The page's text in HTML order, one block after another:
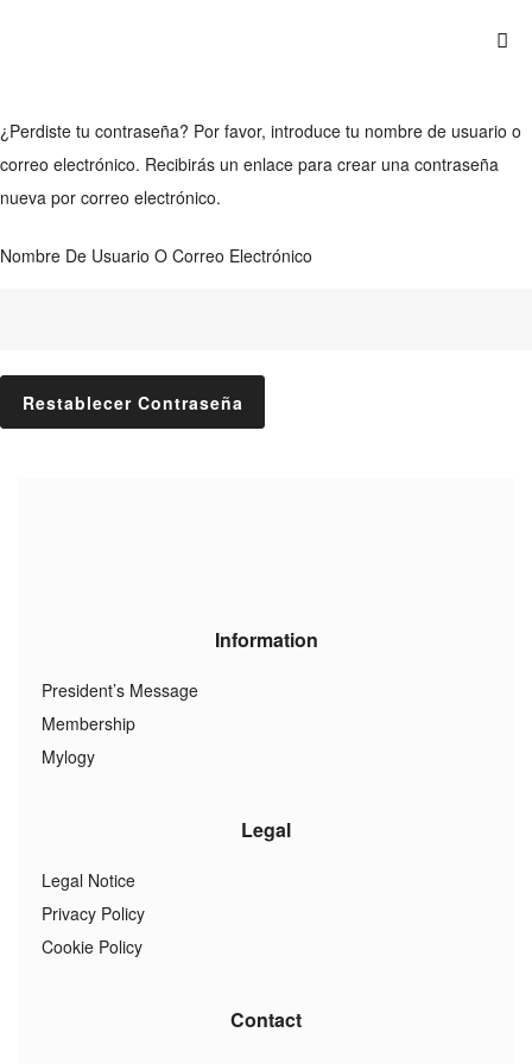
¿Perdiste tu contraseña? Por favor, introduce tu nombre de usuario o
correo electrónico. Recibirás un enlace para crear una contraseña
nueva por correo electrónico.
Nombre De Usuario O Correo Electrónico
Restablecer Contraseña
Information
President’s Message
Membership
Mylogy
Legal
Legal Notice
Privacy Policy
Cookie Policy
Contact